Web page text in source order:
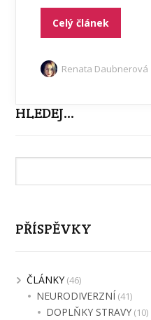
Celý článek
Renata Daubnerová
HLEDEJ…
PŘÍSPĚVKY
ČLÁNKY(46)
NEURODIVERZNÍ (41)
DOPLŇKY STRAVY (10)